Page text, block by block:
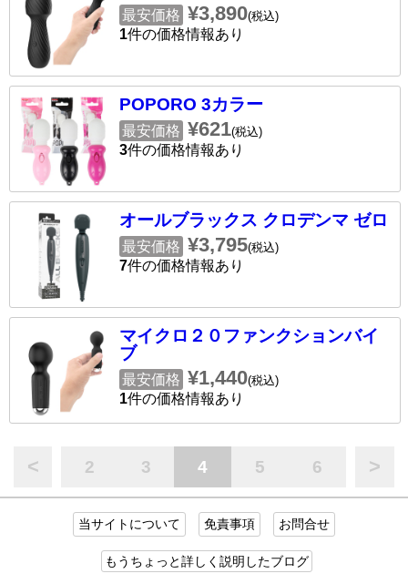
最安価格 ¥3,890(税込)
1件の価格情報あり
POPORO 3カラー
最安価格 ¥621(税込)
3件の価格情報あり
オールブラックス クロデンマ ゼロ
最安価格 ¥3,795(税込)
7件の価格情報あり
マイクロ２０ファンクションバイ
ブ
最安価格 ¥1,440(税込)
1件の価格情報あり
< 2 3 4 5 6 >
当サイトについて 免責事項 お問合せ
もうちょっと詳しく説明したブログ